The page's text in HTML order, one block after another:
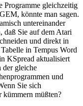
Programme gleichzeitig
könnte man sagen.
untereinander
daß Sie auf dem Atari
und direkt in
in Tempus Word
KSpread aktualisiert
der gleiche
und
Sie sich
kümmern müßten?